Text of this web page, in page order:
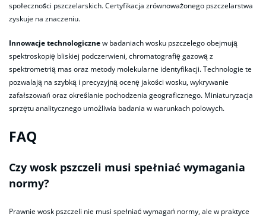
społeczności pszczelarskich. Certyfikacja zrównoważonego pszczelarstwa
zyskuje na znaczeniu.
Innowacje technologicznew badaniach wosku pszczelego obejmują
spektroskopię bliskiej podczerwieni, chromatografię gazową z
spektrometrią mas oraz metody molekularne identyfikacji. Technologie te
pozwalają na szybką i precyzyjną ocenę jakości wosku, wykrywanie
zafałszowań oraz określanie pochodzenia geograficznego. Miniaturyzacja
sprzętu analitycznego umożliwia badania w warunkach polowych.
FAQ
Czy wosk pszczeli musi spełniać wymagania
normy?
Prawnie wosk pszczeli nie musi spełniać wymagań normy, ale w praktyce